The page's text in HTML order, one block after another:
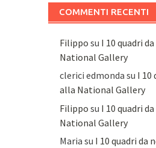
COMMENTI RECENTI
Filippo su I 10 quadri
National Gallery
clerici edmonda su I 10
alla National Gallery
Filippo su I 10 quadri
National Gallery
Maria su I 10 quadri da